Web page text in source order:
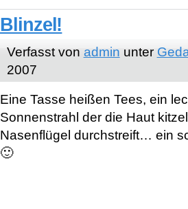
Blinzel!
Verfasst von admin unter
2007
Eine Tasse heißen Tees, ein
Sonnenstrahl der die Haut
Nasenflügel durchstreift… ein
🙂